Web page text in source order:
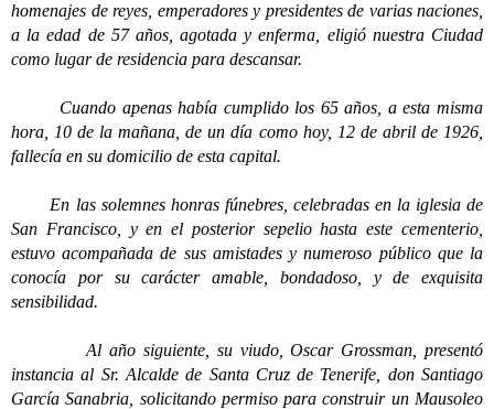
homenajes de reyes, emperadores y presidentes de varias naciones,
a la edad de 57 años, agotada y enferma, eligió nuestra Ciudad
como lugar de residencia para descansar.
Cuando apenas había cumplido los 65 años, a esta misma
hora, 10 de la mañana, de un día como hoy, 12 de abril de 1926,
fallecía en su domicilio de esta capital.
En las solemnes honras fúnebres, celebradas en la iglesia de
San Francisco, y en el posterior sepelio hasta este cementerio,
estuvo acompañada de sus amistades y numeroso público que la
conocía por su carácter amable, bondadoso, y de exquisita
sensibilidad.
Al año siguiente, su viudo, Oscar Grossman, presentó
instancia al Sr. Alcalde de Santa Cruz de Tenerife, don Santiago
García Sanabria, solicitando permiso para construir un Mausoleo